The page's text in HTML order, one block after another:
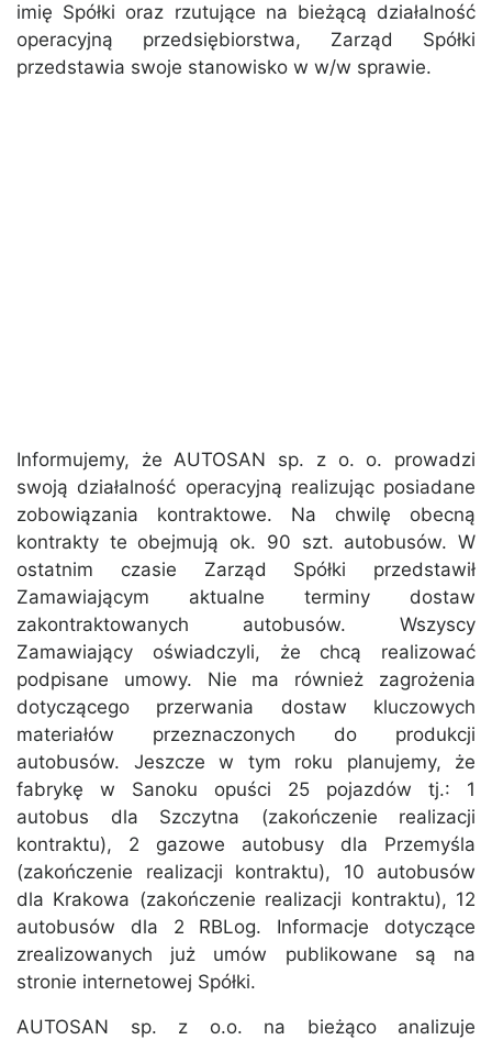
imię Spółki oraz rzutujące na bieżącą działalność
operacyjną przedsiębiorstwa, Zarząd Spółki
przedstawia swoje stanowisko w w/w sprawie.
Informujemy, że AUTOSAN sp. z o. o. prowadzi
swoją działalność operacyjną realizując posiadane
zobowiązania kontraktowe. Na chwilę obecną
kontrakty te obejmują ok. 90 szt. autobusów. W
ostatnim czasie Zarząd Spółki przedstawił
Zamawiającym aktualne terminy dostaw
zakontraktowanych autobusów. Wszyscy
Zamawiający oświadczyli, że chcą realizować
podpisane umowy. Nie ma również zagrożenia
dotyczącego przerwania dostaw kluczowych
materiałów przeznaczonych do produkcji
autobusów. Jeszcze w tym roku planujemy, że
fabrykę w Sanoku opuści 25 pojazdów tj.: 1
autobus dla Szczytna (zakończenie realizacji
kontraktu), 2 gazowe autobusy dla Przemyśla
(zakończenie realizacji kontraktu), 10 autobusów
dla Krakowa (zakończenie realizacji kontraktu), 12
autobusów dla 2 RBLog. Informacje dotyczące
zrealizowanych już umów publikowane są na
stronie internetowej Spółki.
AUTOSAN sp. z o.o. na bieżąco analizuje